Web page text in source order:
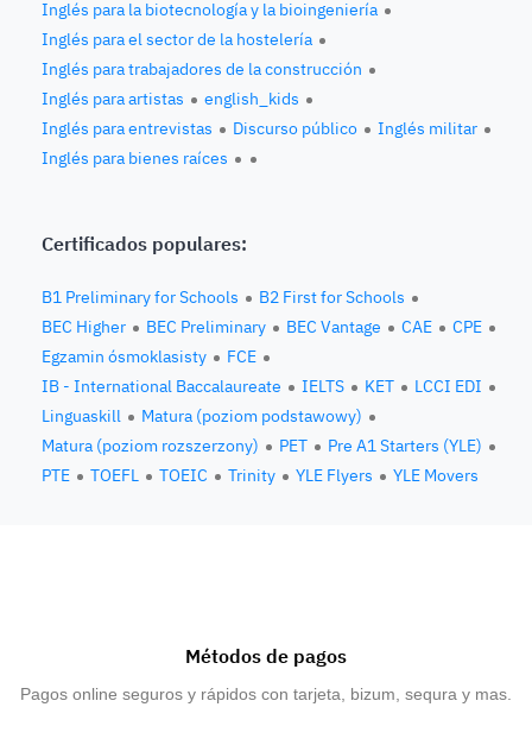
Inglés para la biotecnología y la bioingeniería
Inglés para el sector de la hostelería
Inglés para trabajadores de la construcción
Inglés para artistas
english_kids
Inglés para entrevistas
Discurso público
Inglés militar
Inglés para bienes raíces
Certificados populares:
B1 Preliminary for Schools
B2 First for Schools
BEC Higher
BEC Preliminary BEC Vantage CAE
CPE
Egzamin ósmoklasisty
FCE
IB - International Baccalaureate
IELTS KET
LCCI EDI
Linguaskill
Matura (poziom podstawowy)
Matura (poziom rozszerzony)
PET
Pre A1 Starters (YLE)
PTE
TOEFL TOEIC Trinity YLE Flyers YLE Movers
Métodos de pagos
Pagos online seguros y rápidos con tarjeta, bizum, sequra y mas.